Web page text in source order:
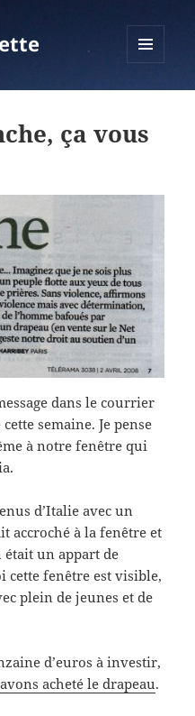
ça vous
dans le courrier
semaine. Je pense
à notre fenêtre qui
d’Italie avec un
accroché à la fenêtre et
était un appart de
cette fenêtre est visible,
plein de jeunes et de
d’euros à investir,
acheté le drapeau.